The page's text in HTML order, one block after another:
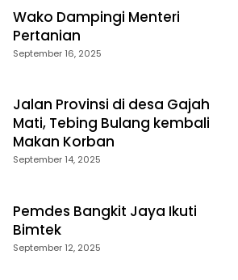
Wako Dampingi Menteri
Pertanian
September 16, 2025
Jalan Provinsi di desa Gajah
Mati, Tebing Bulang kembali
Makan Korban
September 14, 2025
Pemdes Bangkit Jaya Ikuti
Bimtek
September 12, 2025